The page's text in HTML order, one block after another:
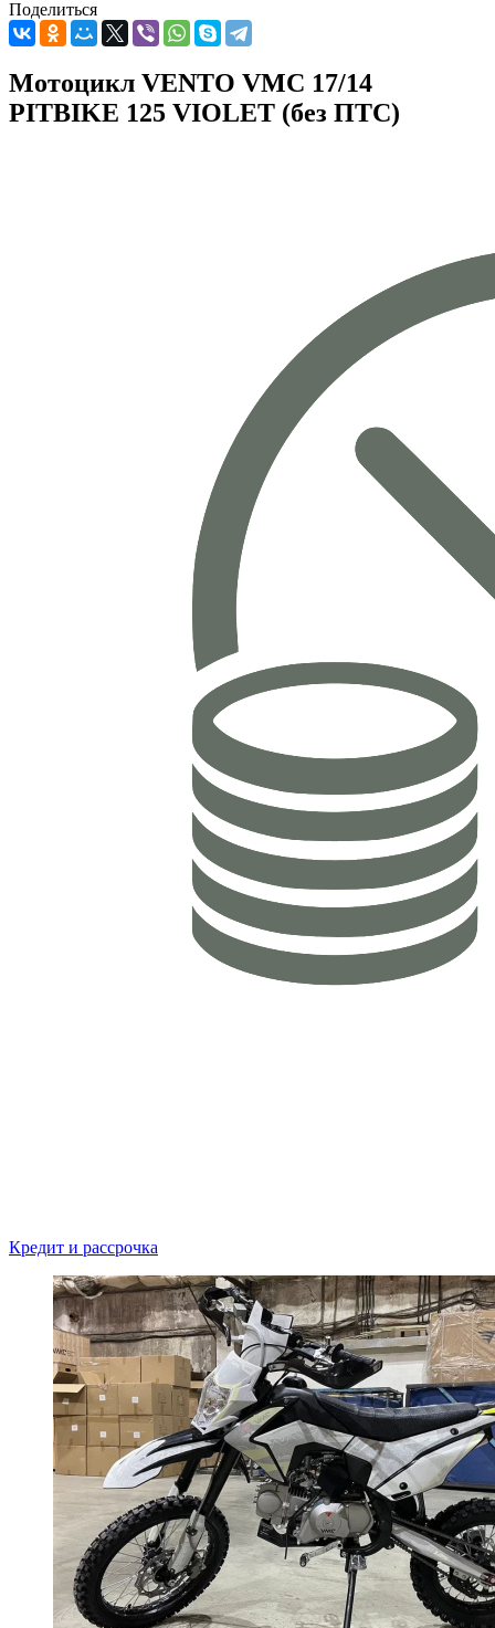
Поделиться
Мотоцикл VENTO VMC 17/14
PITBIKE 125 VIOLET (без ПТС)
Кредит и рассрочка